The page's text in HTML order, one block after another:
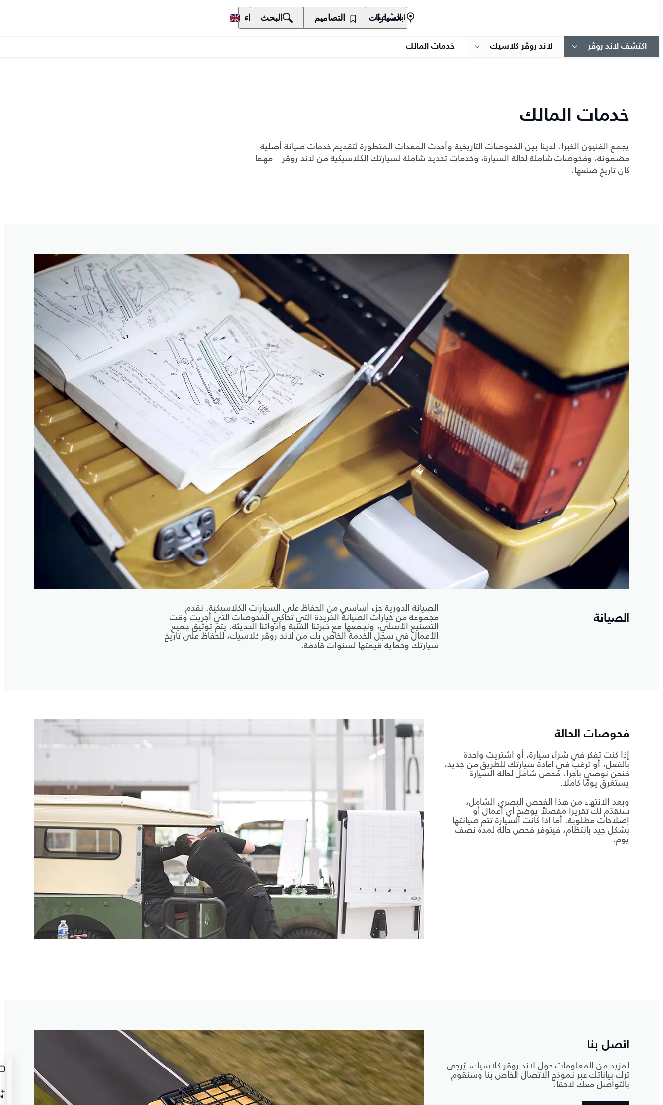
السيارات المالكون الاكتشاف الشراء ابحث عنا التصاميم البحث
اكتشف لاند روڤر لاند روڤر كلاسيك خدمات المالك
خدمات المالك
يجمع الفنيون الخبراء لدينا بين الفحوصات التاريخية وأحدث المعدات المتطورة لتقديم خدمات صيانة أصلية
مضمونة، وفحوصات شاملة لحالة السيارة، وخدمات تجديد شاملة لسيارتك الكلاسيكية من لاند روڤر – مهما
كان تاريخ صنعها.
الصيانة
الصيانة الدورية جزء أساسي من الحفاظ على السيارات الكلاسيكية. نقدم
مجموعة من خيارات الصيانة الفريدة التي تحاكي الفحوصات التي أجريت وقت
التصنيع الأصلي، ونجمعها مع خبرتنا الفنية وأدواتنا الحديثة. يتم توثيق جميع
الأعمال في سجل الخدمة الخاص بك من لاند روڤر كلاسيك، للحفاظ على تاريخ
سيارتك وحماية قيمتها لسنوات قادمة.
فحوصات الحالة
إذا كنت تفكر في شراء سيارة، أو اشتريت واحدة
بالفعل، أو ترغب في إعادة سيارتك للطريق من جديد،
فنحن نوصي بإجراء فحص شامل لحالة السيارة
يستغرق يومًا كاملاً.
وبعد الانتهاء من هذا الفحص البصري الشامل،
سنقدّم لك تقريرًا مفصلاً يوضح أي أعمال أو
إصلاحات مطلوبة. أما إذا كانت السيارة تتم صيانتها
بشكل جيد بانتظام، فيتوفر فحص حالة لمدة نصف
يوم.
اتصل بنا
لمزيد من المعلومات حول لاند روڤر كلاسيك، يُرجى
ترك بياناتك عبر نموذج الاتصال الخاص بنا وسنقوم
بالتواصل معك لاحقًا.